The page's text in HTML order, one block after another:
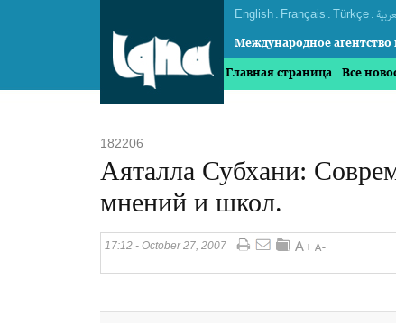
English . Français . Türkçe .
Международное
Главная страница Все
182206
Аяталла Субхани:
мнений и школ.
17:12 - October 27, 2007